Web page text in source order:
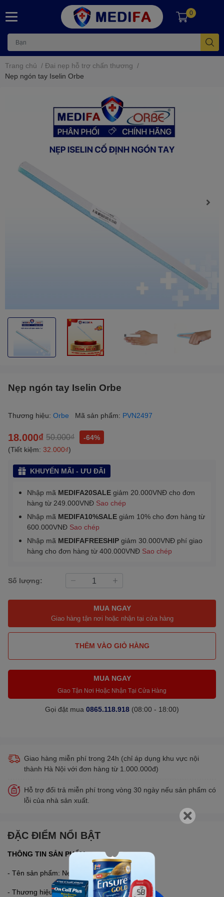
0
Trang chủ / Đai nẹp hỗ trợ chấn thương /
Nẹp ngón tay Iselin Orbe
Nẹp ngón tay Iselin Orbe
Thương hiệu: Orbe Mã sản phẩm: PVN2497
18.000₫ 50.000₫
-64%
(Tiết kiệm: 32.000₫)
KHUYẾN MÃI - ƯU ĐÃI
Nhập mã MEDIFA20SALE giảm 20.000VNĐ cho đơn
hàng từ 249.000VNĐ Sao chép
Nhập mã MEDIFA10%SALE giảm 10% cho đơn hàng từ
600.000VNĐ Sao chép
Nhập mã MEDIFAFREESHIP giảm 30.000VNĐ phí giao
hàng cho đơn hàng từ 400.000VNĐ Sao chép
Số lượng:
MUA NGAY
Giao hàng tận nơi hoặc nhận tại cửa hàng
THÊM VÀO GIỎ HÀNG
MUA NGAY
Giao Tận Nơi Hoặc Nhận Tại Cửa Hàng
Gọi đặt mua 0865.118.918 (08:00 - 18:00)
Giao hàng miễn phí trong 24h (chỉ áp dụng khu vực nội
thành Hà Nội với đơn hàng từ 1.000.000đ)
Hỗ trợ đổi trả miễn phí trong vòng 30 ngày nếu sản phẩm có
lỗi của nhà sản xuất.
ĐẶC ĐIỂM NỔI BẬT
THÔNG TIN SẢN PHẨM:
- Tên sản phẩm: Nẹp Iselin
- Thương hiệu: ORBE®